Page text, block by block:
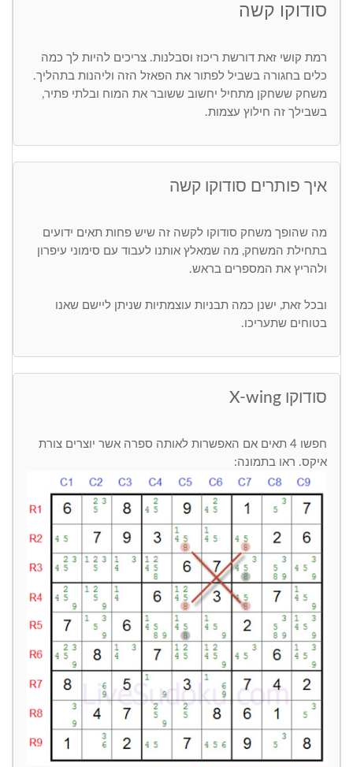
סודוקו קשה
רמת קושי זאת דורשת ריכוז וסבלנות. צריכים להיות לך כמה
כלים בחגורה בשביל לפתור את הפאזל הזה וליהנות בתהליך.
משחק ששחקן מתחיל יחשוב ששובר את המוח ובלתי פתיר,
בשבילך זה חילוץ עצמות.
איך פותרים סודוקו קשה
מה שהופך משחק סודוקו לקשה זה שיש פחות תאים ידועים
בתחילת המשחק, מה שמאלץ אותנו לעבוד עם סימוני עיפרון
ולהריץ את המספרים בראש.
ובכל זאת, ישנן כמה תבניות עוצמתיות שניתן ליישם שאנו
בטוחים שתעריכו.
סודוקו X-wing
חפשו 4 תאים אם האפשרות לאותה ספרה אשר יוצרים צורת
איקס. ראו בתמונה: